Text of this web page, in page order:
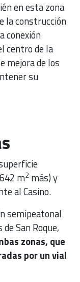
en esta zona
la construcción
conexión
centro de la
mejora de los
su
m2 más) y
al Casino.
semipeatonal
San Roque,
zonas, que
por un vial